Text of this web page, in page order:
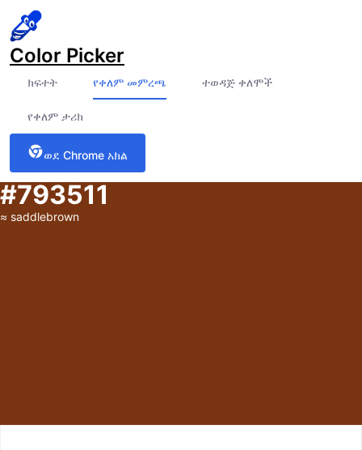
Color Picker
ክፍተት የቀለም መምረጫ ተወዳጅ ቀለሞች
የቀለም ታሪክ
ወደ Chrome አክል
#793511
≈ saddlebrown